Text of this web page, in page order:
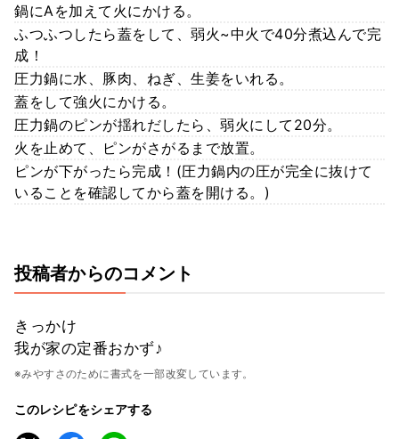
鍋にAを加えて火にかける。
ふつふつしたら蓋をして、弱火~中火で40分煮込んで完
成！
圧力鍋に水、豚肉、ねぎ、生姜をいれる。
蓋をして強火にかける。
圧力鍋のピンが揺れだしたら、弱火にして20分。
火を止めて、ピンがさがるまで放置。
ピンが下がったら完成！(圧力鍋内の圧が完全に抜けて
いることを確認してから蓋を開ける。)
投稿者からのコメント
きっかけ
我が家の定番おかず♪
※みやすさのために書式を一部改変しています。
このレシピをシェアする